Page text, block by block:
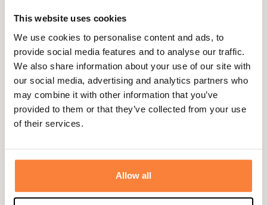
This website uses cookies
We use cookies to personalise content and ads, to
provide social media features and to analyse our traffic.
We also share information about your use of our site with
our social media, advertising and analytics partners who
may combine it with other information that you’ve
provided to them or that they’ve collected from your use
of their services.
Allow all
Description
Härkila vous propose ce col cache-cou All Season 100%
pure laine mérinos pour vous protéger du froid et du
vent.
Härkila All Season est très douce et ne gratte pas.
Fiche technique